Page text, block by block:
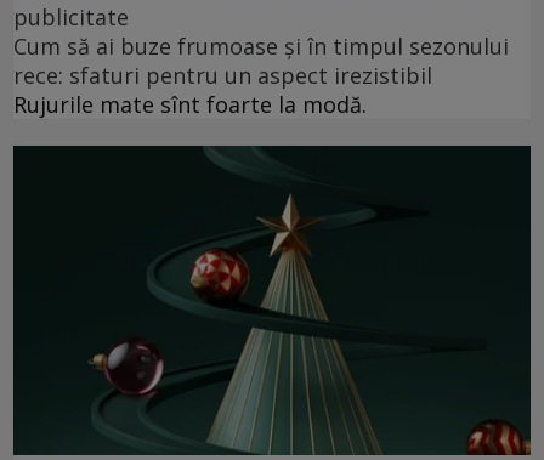
publicitate
Cum să ai buze frumoase şi în timpul sezonului
rece: sfaturi pentru un aspect irezistibil
Rujurile mate sînt foarte la modă.